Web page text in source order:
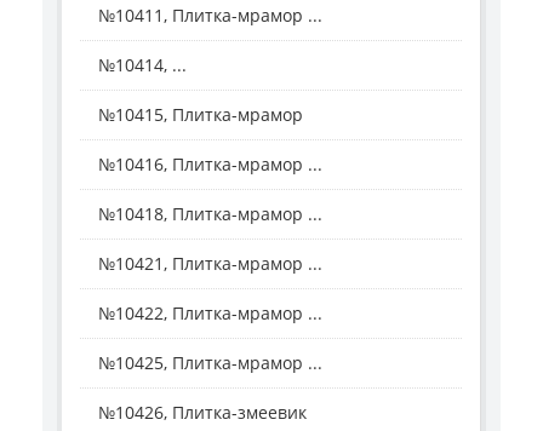
№10411, Плитка-мрамор ...
№10414, ...
№10415, Плитка-мрамор
№10416, Плитка-мрамор ...
№10418, Плитка-мрамор ...
№10421, Плитка-мрамор ...
№10422, Плитка-мрамор ...
№10425, Плитка-мрамор ...
№10426, Плитка-змеевик